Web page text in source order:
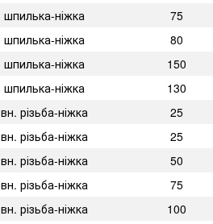
шпилька-ніжка
75
шпилька-ніжка
80
шпилька-ніжка
150
шпилька-ніжка
130
вн. різьба-ніжка
25
вн. різьба-ніжка
25
вн. різьба-ніжка
50
вн. різьба-ніжка
75
вн. різьба-ніжка 100